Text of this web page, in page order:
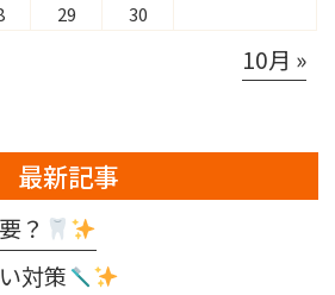
29 30
10月 »
最新記事
？
対策